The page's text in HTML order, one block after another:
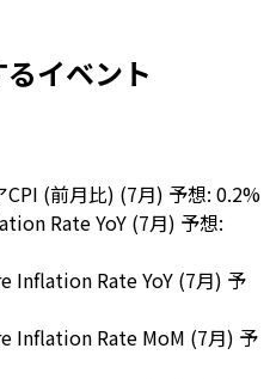
イベント
CPI (前月比) (7月) 予想: 0.2%
Rate YoY (7月) 予想:
Inflation Rate YoY (7月) 予
Inflation Rate MoM (7月) 予